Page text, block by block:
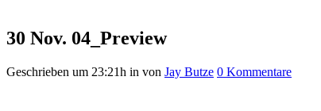
30 Nov. 04_Preview
Geschrieben um 23:21h in von Jay Butze 0 Kommentare